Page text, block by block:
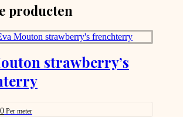
producten
strawberry’s
Huidige
Per meter